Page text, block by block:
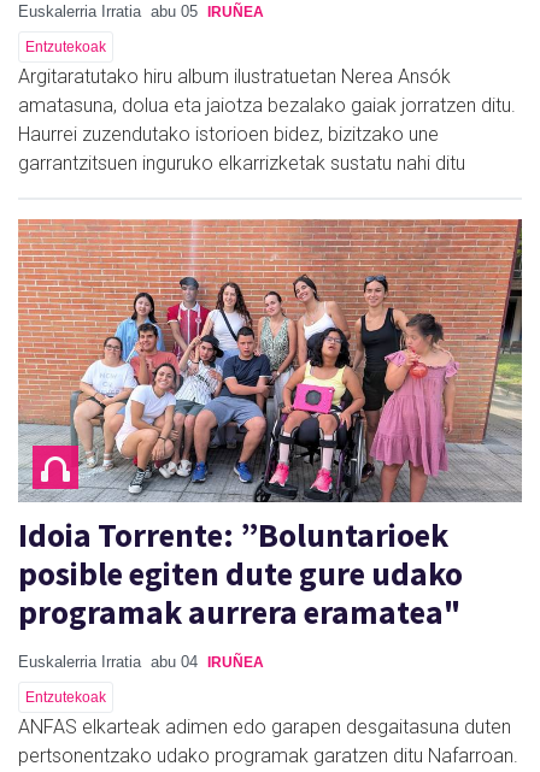
Euskalerria Irratia abu 05 IRUÑEA
Entzutekoak
Argitaratutako hiru album ilustratuetan Nerea Ansók
amatasuna, dolua eta jaiotza bezalako gaiak jorratzen ditu.
Haurrei zuzendutako istorioen bidez, bizitzako une
garrantzitsuen inguruko elkarrizketak sustatu nahi ditu
Idoia Torrente: ”Boluntarioek
posible egiten dute gure udako
programak aurrera eramatea"
Euskalerria Irratia abu 04 IRUÑEA
Entzutekoak
ANFAS elkarteak adimen edo garapen desgaitasuna duten
pertsonentzako udako programak garatzen ditu Nafarroan.